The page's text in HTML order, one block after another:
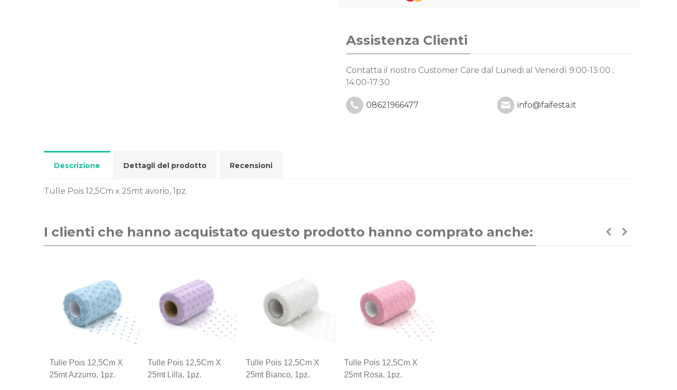
Assistenza Clienti
Contatta il nostro Customer Care dal Lunedi al Venerdì 9:00-13:00 ;
14:00-17:30
08621966477 info@faifesta.it
Descrizione Dettagli del prodotto Recensioni
Tulle Pois 12,5Cm x 25mt avorio, 1pz.
I clienti che hanno acquistato questo prodotto hanno comprato anche:
Tulle Pois 12,5Cm X
25mt Azzurro, 1pz.
Tulle Pois 12,5Cm X
25mt Lilla, 1pz.
Tulle Pois 12,5Cm X
25mt Bianco, 1pz.
Tulle Pois 12,5Cm X
25mt Rosa, 1pz.